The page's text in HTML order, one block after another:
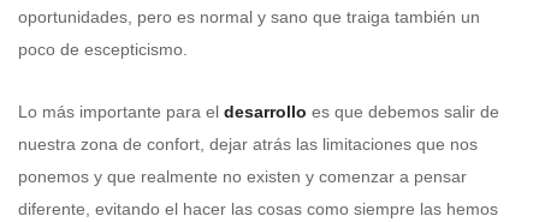
oportunidades, pero es normal y sano que traiga también un
poco de escepticismo.
Lo más importante para el desarrollo es que debemos salir de
nuestra zona de confort, dejar atrás las limitaciones que nos
ponemos y que realmente no existen y comenzar a pensar
diferente, evitando el hacer las cosas como siempre las hemos